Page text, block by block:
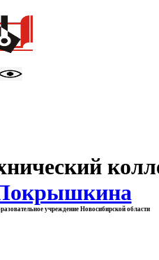
учреждение Новосибирской области